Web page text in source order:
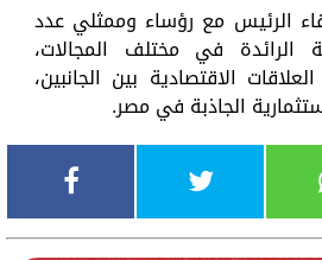
الرئيس مع رؤساء وممثلي عدد
الرائدة في مختلف المجالات،
الاقتصادية بين الجانبين،
الجاذبة في مصر.